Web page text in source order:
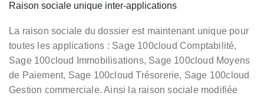
Raison sociale unique inter-applications
La raison sociale du dossier est maintenant unique pour
toutes les applications : Sage 100cloud Comptabilité,
Sage 100cloud Immobilisations, Sage 100cloud Moyens
de Paiement, Sage 100cloud Trésorerie, Sage 100cloud
Gestion commerciale. Ainsi la raison sociale modifiée